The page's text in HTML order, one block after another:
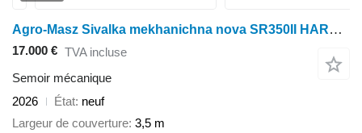
Agro-Masz Sivalka mekhanichna nova SR350II HARANTIYa 1 RIK!
17.000 € TVA incluse
Semoir mécanique
2026
État neuf
Largeur de couverture 3,5 m